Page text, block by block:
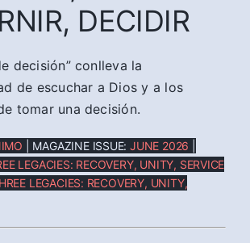
DECIDIR
decisión” conlleva la
de escuchar a Dios y a los
tomar una decisión.
| MAGAZINE ISSUE:JUNE 2026
LEGACIES: RECOVERY, UNITY, SERVICE
LEGACIES: RECOVERY, UNITY,